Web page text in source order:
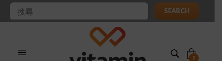
SEARCH
0